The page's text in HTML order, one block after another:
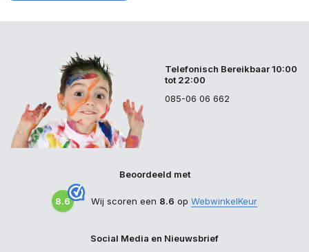
Telefonisch Bereikbaar 10:00
tot 22:00
085-06 06 662
Beoordeeld met
8.6 Wij scoren een 8.6 op WebwinkelKeur
Social Media en Nieuwsbrief